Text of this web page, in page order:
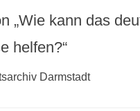
„Wie kann das
helfen?“
Darmstadt